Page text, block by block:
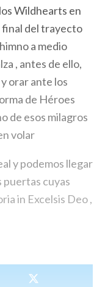
Wildhearts en
final del trayecto
a medio
, antes de ello,
orar ante los
de Héroes
de esos milagros
volar
y podemos llegar
puertas cuyas
in Excelsis Deo ,